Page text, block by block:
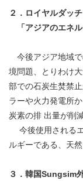
２．ロイヤルダッ
「アジアのエネル
今後アジア地域で
境問題、とりわけ
部での石炭生焚禁
ラーや火力発電所
炭素の排 出量が削
今後使用される
ルギーである、天
３．韓国Sungsim